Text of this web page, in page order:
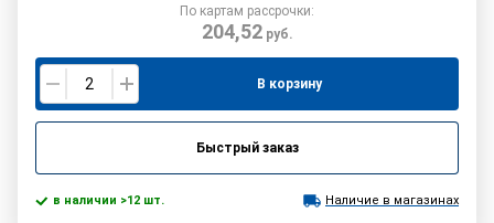
По картам рассрочки:
204,52руб.
В корзину
Быстрый заказ
в наличии >12 шт. Наличие в магазинах